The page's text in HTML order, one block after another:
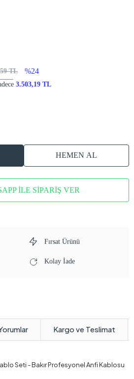
TL %24
3.503,19 TL
HEMEN AL
İLE SİPARİŞ VER
Fırsat Ürünü
Kolay İade
Kargo ve Teslimat
Seti - Bakır Profesyonel Anfi Kablosu